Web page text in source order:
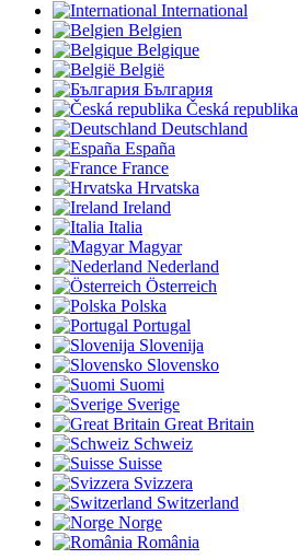
International
Belgien
Belgique
België
България
Česká republika
Deutschland
España
France
Hrvatska
Ireland
Italia
Magyar
Nederland
Österreich
Polska
Portugal
Slovenija
Slovensko
Suomi
Sverige
Great Britain
Schweiz
Suisse
Svizzera
Switzerland
Norge
România